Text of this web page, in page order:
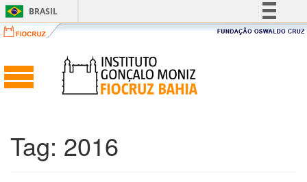
BRASIL
Simplifique!
Acesso à informação
Tag: 2016